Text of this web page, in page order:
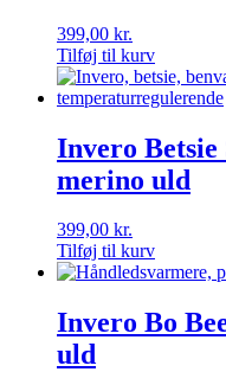
399,00 kr.
Tilføj til kurv
Invero Betsie
merino uld
399,00 kr.
Tilføj til kurv
Invero Bo
uld